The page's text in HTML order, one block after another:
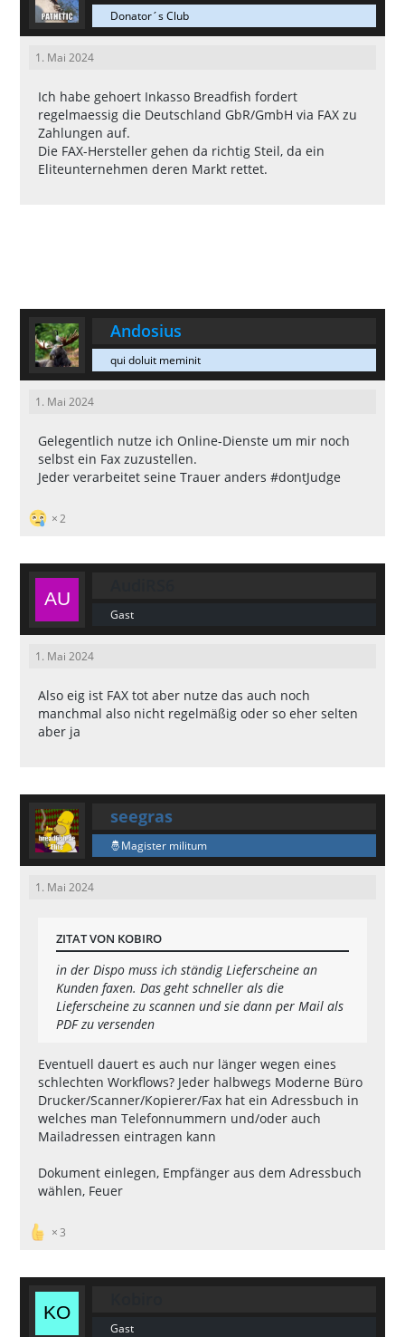
Donator´s Club
1. Mai 2024
Ich habe gehoert Inkasso Breadfish fordert
regelmaessig die Deutschland GbR/GmbH via FAX zu
Zahlungen auf.
Die FAX-Hersteller gehen da richtig Steil, da ein
Eliteunternehmen deren Markt rettet.
Andosius
qui doluit meminit
1. Mai 2024
Gelegentlich nutze ich Online-Dienste um mir noch
selbst ein Fax zuzustellen.
Jeder verarbeitet seine Trauer anders #dontJudge
2
Gast
1. Mai 2024
Also eig ist FAX tot aber nutze das auch noch
manchmal also nicht regelmäßig oder so eher selten
aber ja
seegras
Magister militum
1. Mai 2024
ZITAT VON KOBIRO
in der Dispo muss ich ständig Lieferscheine an
Kunden faxen. Das geht schneller als die
Lieferscheine zu scannen und sie dann per Mail als
PDF zu versenden
Eventuell dauert es auch nur länger wegen eines
schlechten Workflows? Jeder halbwegs Moderne Büro
Drucker/Scanner/Kopierer/Fax hat ein Adressbuch in
welches man Telefonnummern und/oder auch
Mailadressen eintragen kann
Dokument einlegen, Empfänger aus dem Adressbuch
wählen, Feuer
3
Gast